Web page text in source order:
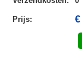
Prijs: